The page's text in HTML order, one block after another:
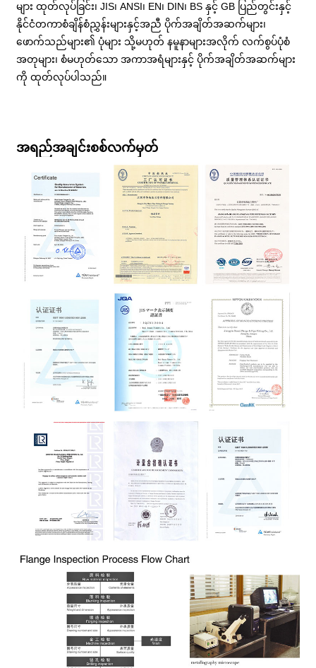
များ ထုတ်လုပ်ခြင်း၊ JIS၊ ANSI၊ EN၊ DIN၊ BS နှင့် GB ပြည်တွင်းနှင့်
နိုင်ငံတကာစံချိန်စံညွှန်းများနှင့်အညီ ပိုက်အချိတ်အဆက်များ၊
ဖောက်သည်များ၏ ပုံများ သို့မဟုတ် နမူနာများအလိုက် လက်စွပ်ပုံစံ
အတုများ၊ စံမဟုတ်သော အကာအရံများနှင့် ပိုက်အချိတ်အဆက်များ
ကို ထုတ်လုပ်ပါသည်။
အရည်အချင်းစစ်လက်မှတ်